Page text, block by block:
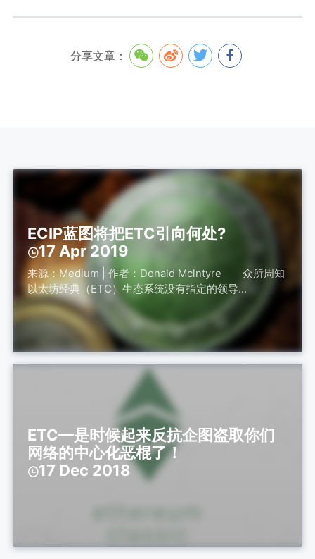
分享文章：
ECIP蓝图将把ETC引向何处?
17 Apr 2019
来源：Medium | 作者：Donald Mclntyre 众所周知
以太坊经典（ETC）生态系统没有指定的领导...
ETC—是时候起来反抗企图盗取你们
网络的中心化恶棍了！
17 Dec 2018